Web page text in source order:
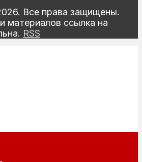
Все права защищены.
материалов ссылка на
RSS